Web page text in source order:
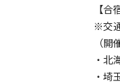
【合
※交
（
・北
・埼